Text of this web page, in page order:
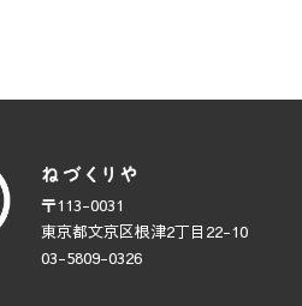
〒113-0031
東京都文京区根津2丁目22-10
03-5809-0326